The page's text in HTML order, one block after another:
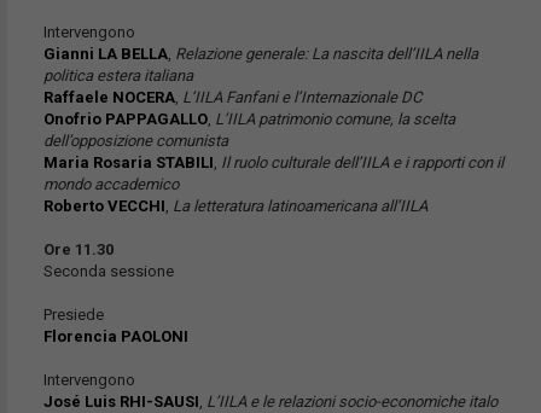
Intervengono
Gianni LA BELLA, Relazione generale: La nascita dell’IILA nella
politica estera italiana
Raffaele NOCERA, L’IILA Fanfani e l’Internazionale DC
Onofrio PAPPAGALLO, L’IILA patrimonio comune, la scelta
dell’opposizione comunista
Maria Rosaria STABILI, Il ruolo culturale dell’IILA e i rapporti con il
mondo accademico
Roberto VECCHI, La letteratura latinoamericana all’IILA
Ore 11.30
Seconda sessione
Presiede
Florencia PAOLONI
Intervengono
José Luis RHI-SAUSI, L’IILA e le relazioni socio-economiche italo